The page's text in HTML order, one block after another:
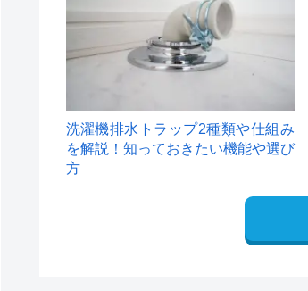
洗濯機排水トラップ2種類や仕組み
を解説！知っておきたい機能や選び
方